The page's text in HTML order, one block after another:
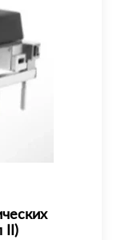
II)